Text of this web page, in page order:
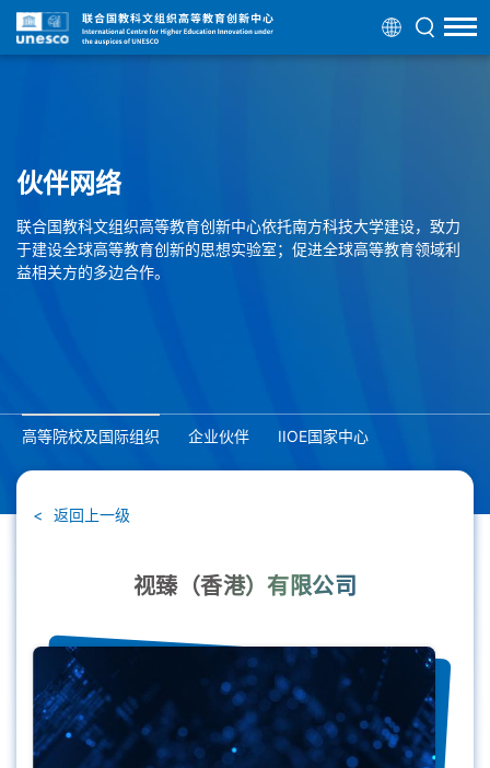
伙伴网络
联合国教科文组织高等教育创新中心依托南方科技大学建设，致力
于建设全球高等教育创新的思想实验室；促进全球高等教育领域利
益相关方的多边合作。
高等院校及国际组织 企业伙伴 IIOE国家中心
返回上一级
视臻（香港）有限公司